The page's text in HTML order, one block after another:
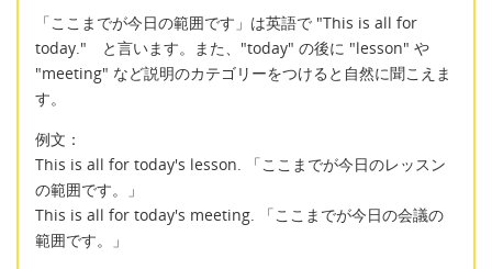
「ここまでが今日の範囲です」は英語で "This is all for
today." と言います。また、"today" の後に "lesson" や
"meeting" など説明のカテゴリーをつけると自然に聞こえま
す。
例文：
This is all for today's lesson. 「ここまでが今日のレッスン
の範囲です。」
This is all for today's meeting. 「ここまでが今日の会議の
範囲です。」